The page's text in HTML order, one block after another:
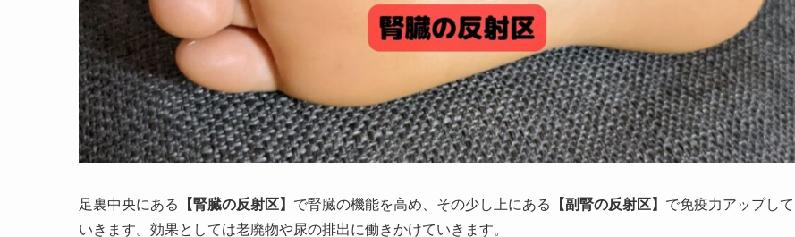
足裏中央にある 【腎臓の反射区】 で腎臓の機能を高め、その少し上にある 【副腎の反射区】 で免疫力アップして
いきます。効果としては老廃物や尿の排出に働きかけていきます。